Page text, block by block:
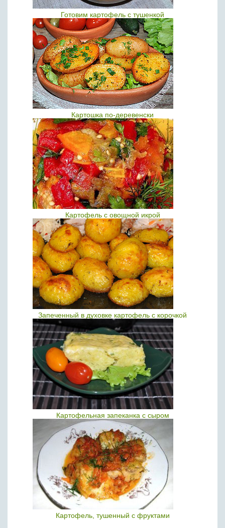
Готовим картофель с тушенкой
Картошка по-деревенски
Картофель с овощной икрой
Запеченный в духовке картофель с корочкой
Картофельная запеканка с сыром
Картофель, тушенный с фруктами